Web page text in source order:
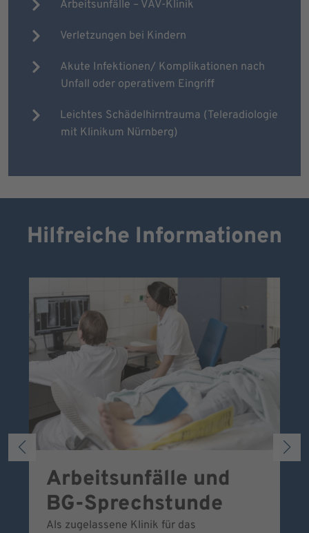
Arbeitsunfälle – VAV-Klinik
Verletzungen bei Kindern
Akute Infektionen/ Komplikationen nach
Unfall oder operativem Eingriff
Leichtes Schädelhirntrauma (Teleradiologie
mit Klinikum Nürnberg)
Hilfreiche Informationen
Arbeitsunfälle und
BG-Sprechstunde
Als zugelassene Klinik für das